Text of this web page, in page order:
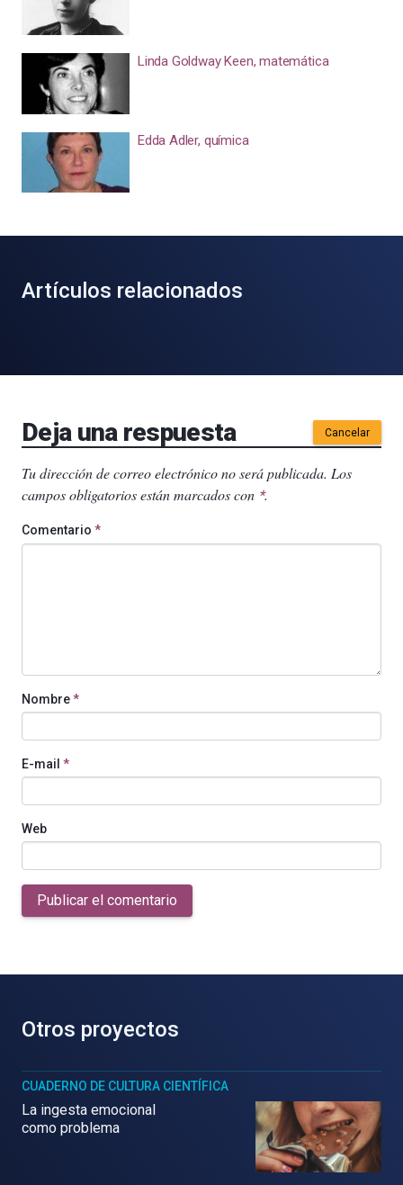
Linda Goldway Keen, matemática
Edda Adler, química
Artículos relacionados
Deja una respuesta Cancelar
Tu dirección de correo electrónico no será publicada. Los
campos obligatorios están marcados con *.
Comentario *
Nombre*
E-mail *
Web
Publicar el comentario
Otros proyectos
CUADERNO DE CULTURA CIENTÍFICA
La ingesta emocional
como problema